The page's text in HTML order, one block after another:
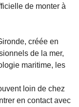
de monter à
créée en
de la mer,
maritime, les
loin de chez
en contact avec